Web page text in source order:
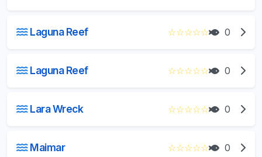
Laguna Reef ☆☆☆☆☆ 0
Laguna Reef ☆☆☆☆☆ 0
Lara Wreck ☆☆☆☆☆ 0
Maimar ☆☆☆☆☆ 0